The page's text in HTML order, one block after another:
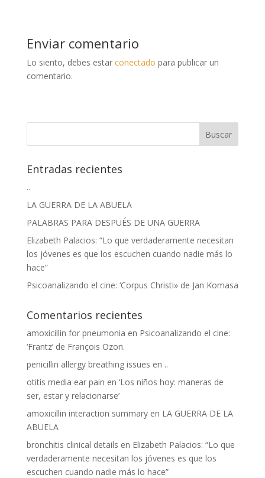
Enviar comentario
Lo siento, debes estar conectado para publicar un
comentario.
Entradas recientes
..
LA GUERRA DE LA ABUELA
PALABRAS PARA DESPUÉS DE UNA GUERRA
Elizabeth Palacios: “Lo que verdaderamente necesitan
los jóvenes es que los escuchen cuando nadie más lo
hace”
Psicoanalizando el cine: ‘Corpus Christi» de Jan Komasa
Comentarios recientes
amoxicillin for pneumonia en Psicoanalizando el cine:
‘Frantz’ de François Ozon.
penicillin allergy breathing issues en ..
otitis media ear pain en ‘Los niños hoy: maneras de
ser, estar y relacionarse’
amoxicillin interaction summaryen LA GUERRA DE LA
ABUELA
bronchitis clinical details en Elizabeth Palacios: “Lo que
verdaderamente necesitan los jóvenes es que los
escuchen cuando nadie más lo hace”